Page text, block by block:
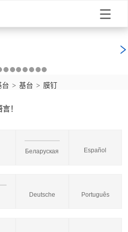
台 > 基台 > 膜钉
！
Беларуская Español
Deutsche Português